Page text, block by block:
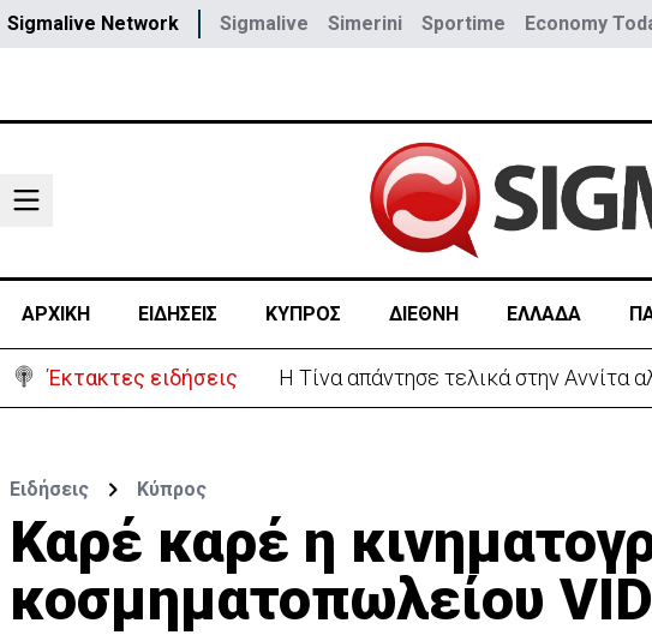
Sigmalive Network Sigmalive Simerini Sportime Economy
ΑΡΧΙΚΗ ΕΙΔΗΣΕΙΣ ΚΥΠΡΟΣ ΔΙΕΘΝΗ ΕΛΛΑΔΑ
Έκτακτες ειδήσεις Η Τίνα απάντησε τελικά στην Αννίτα
Ειδήσεις Κύπρος
Καρέ καρέ η
κοσμηματοπωλείου